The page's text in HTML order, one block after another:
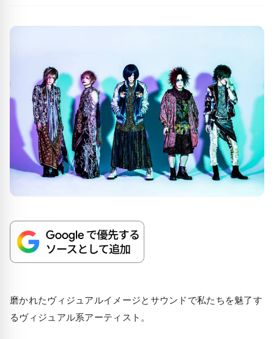
磨かれたヴィジュアルイメージとサウンドで私たちを魅了す
るヴィジュアル系アーティスト。